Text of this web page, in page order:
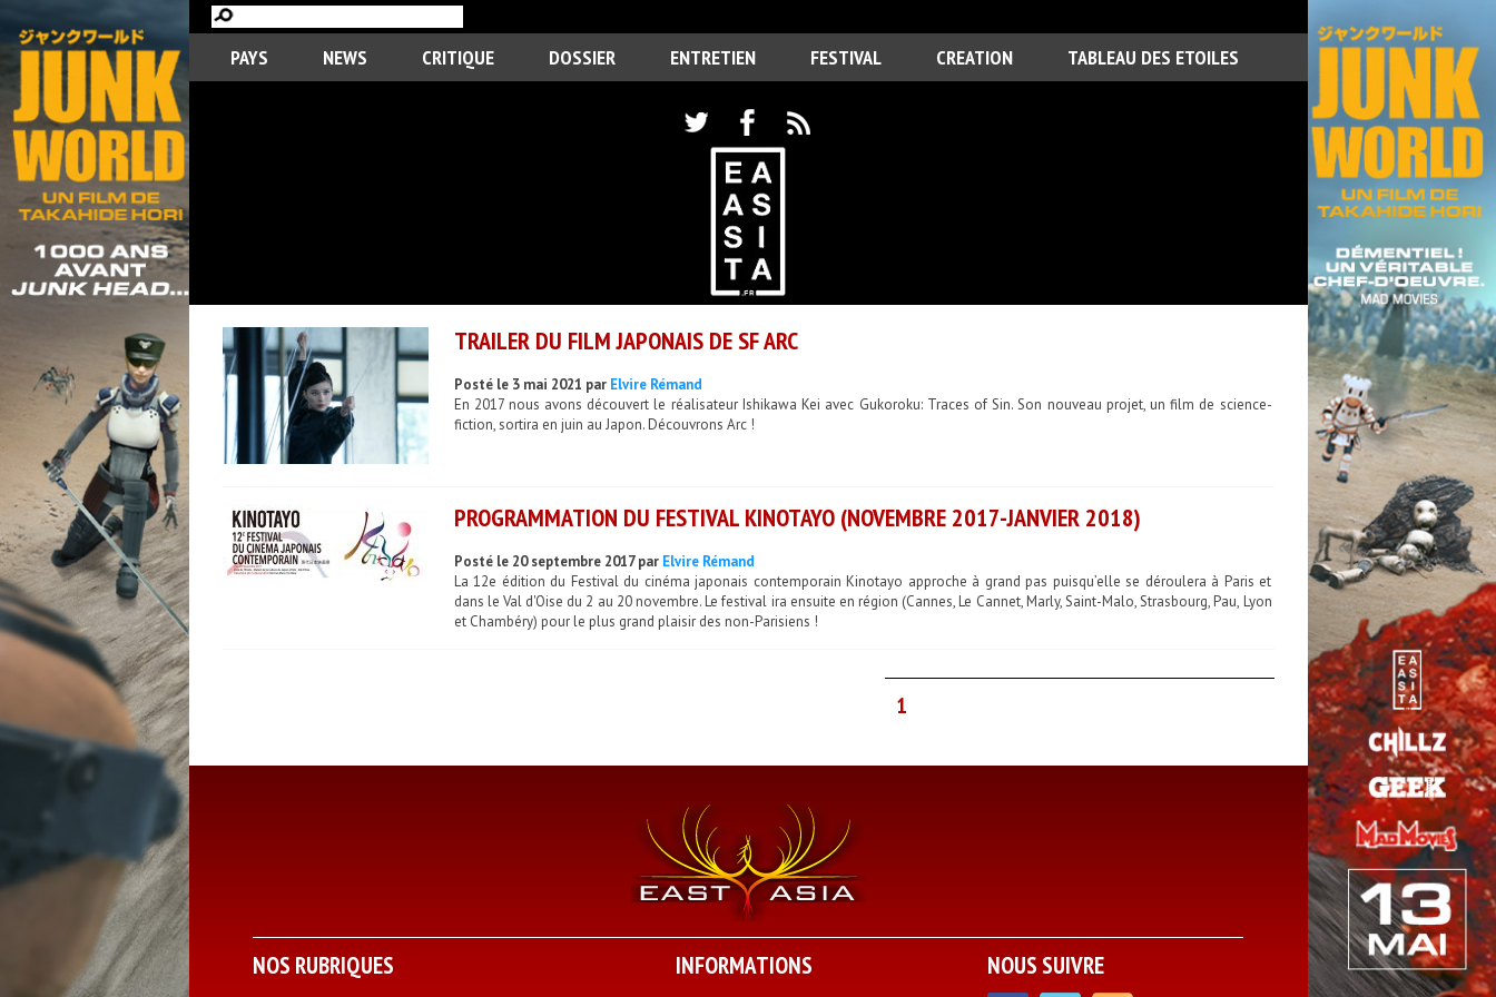
PAYS NEWS CRITIQUE DOSSIER ENTRETIEN FESTIVAL CREATION TABLEAU DES ETOILES
TRAILER DU FILM JAPONAIS DE SF ARC
Posté le 3 mai 2021 par Elvire Rémand
En 2017 nous avons découvert le réalisateur Ishikawa Kei avec Gukoroku: Traces of Sin. Son nouveau projet, un film de science-
fiction, sortira en juin au Japon. Découvrons Arc !
PROGRAMMATION DU FESTIVAL KINOTAYO (NOVEMBRE 2017-JANVIER 2018)
Posté le 20 septembre 2017 par Elvire Rémand
La 12e édition du Festival du cinéma japonais contemporain Kinotayo approche à grand pas puisqu’elle se déroulera à Paris et
dans le Val d'Oise du 2 au 20 novembre. Le festival ira ensuite en région (Cannes, Le Cannet, Marly, Saint-Malo, Strasbourg, Pau, Lyon
et Chambéry) pour le plus grand plaisir des non-Parisiens !
1
NOS RUBRIQUES INFORMATIONS NOUS SUIVRE